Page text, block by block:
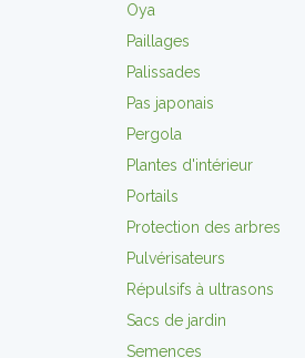
Oya
Paillages
Palissades
Pas japonais
Pergola
Plantes d'intérieur
Portails
Protection des arbres
Pulvérisateurs
Répulsifs à ultrasons
Sacs de jardin
Semences